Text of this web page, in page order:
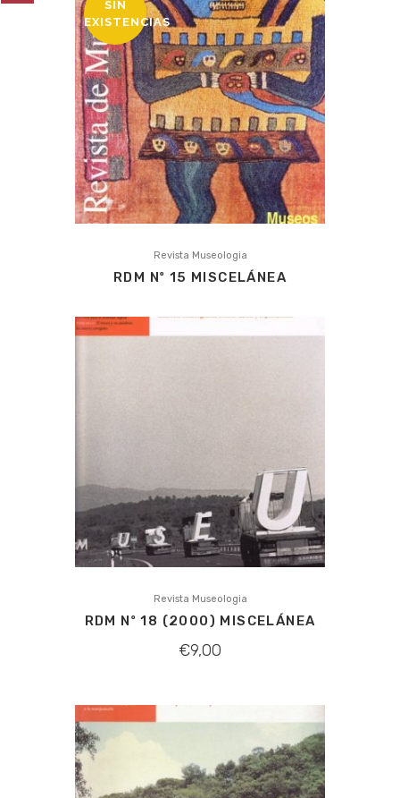
SIN
EXISTENCIAS
Revista Museologia
RDM Nº 15 MISCELÁNEA
Revista Museologia
RDM Nº 18 (2000) MISCELÁNEA
€9,00